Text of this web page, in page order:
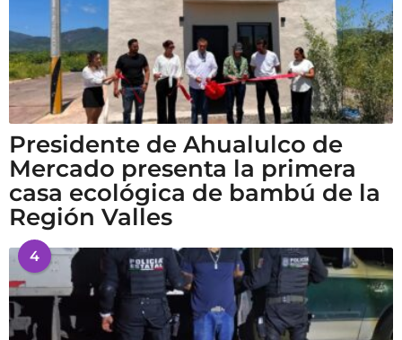
Presidente de Ahualulco de
Mercado presenta la primera
casa ecológica de bambú de la
Región Valles
4